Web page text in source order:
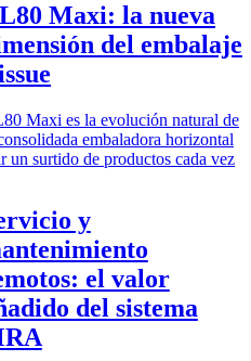
Maxi: la nueva
del embalaje
Maxi es la evolución natural de
embaladora horizontal
un surtido de productos cada vez
y
el valor
del sistema